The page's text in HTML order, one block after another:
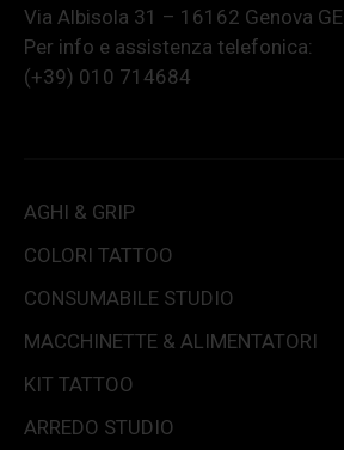
Via Albisola 31 – 16162 Genova GE
Per info e assistenza telefonica:
(+39) 010 714684
AGHI & GRIP
COLORI TATTOO
CONSUMABILE STUDIO
MACCHINETTE & ALIMENTATORI
KIT TATTOO
ARREDO STUDIO